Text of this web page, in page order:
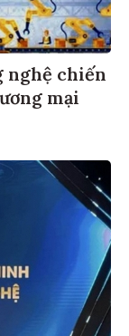
nghệ chiến
mại